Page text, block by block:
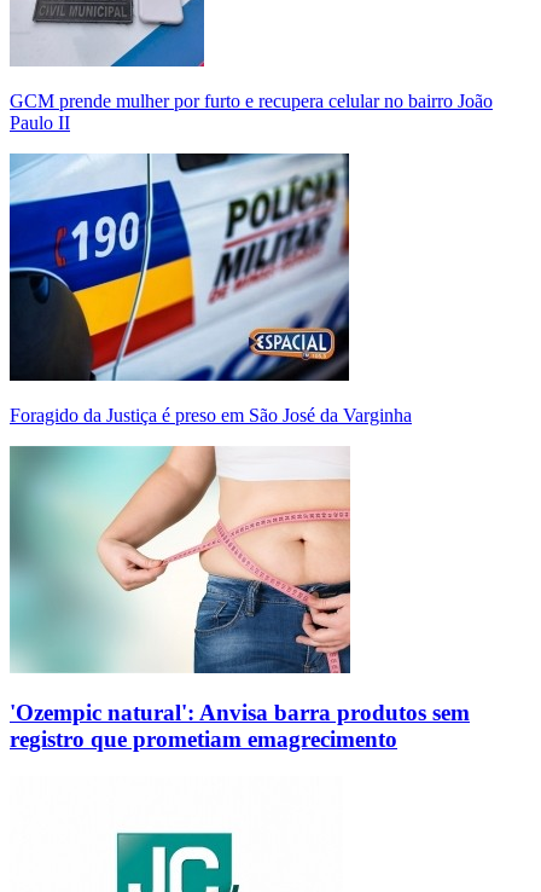
GCM prende mulher por furto e recupera celular no bairro João
Paulo II
Foragido da Justiça é preso em São José da Varginha
'Ozempic natural': Anvisa barra produtos sem
registro que prometiam emagrecimento